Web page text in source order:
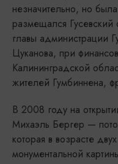
незначительно, но
размещался Гусевский
главы администрации
Цуканова, при
Калининградской
жителей Гумбиннена,
В 2008 году на
Михаэль Бергер —
которая в возрасте
монументальной